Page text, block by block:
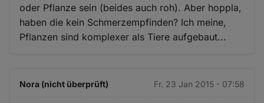
oder Pflanze sein (beides auch roh). Aber hoppla,
haben die kein Schmerzempfinden? Ich meine,
Pflanzen sind komplexer als Tiere aufgebaut...
Nora (nicht überprüft) Fr. 23 Jan 2015 - 07:58